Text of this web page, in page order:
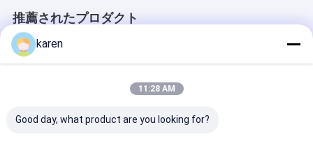
推薦されたプロダクト
karen
11:28 AM
Good day, what product are you looking for?